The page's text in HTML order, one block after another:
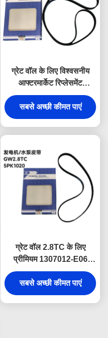
ग्रेट वॉल के लिए विश्वसनीय
आफ्टरमार्केट रिप्लेसमेंट
3412011-K08 ड्राइव बेल्ट
2.8TC मांग वाली परिस्थितियों में
लगातार प्रदर्शन के लिए डिज़ाइन
सबसे अच्छी कीमत पाएं
ग्रेट वॉल 2.8TC के लिए
प्रीमियम 1307012-E06
OEM-गुणवत्ता वी-रिब्ड बेल्ट,
उच्च दक्षता के साथ अल्टरनेटर
और वॉटर पंप चलाने के लिए
सबसे अच्छी कीमत पाएं